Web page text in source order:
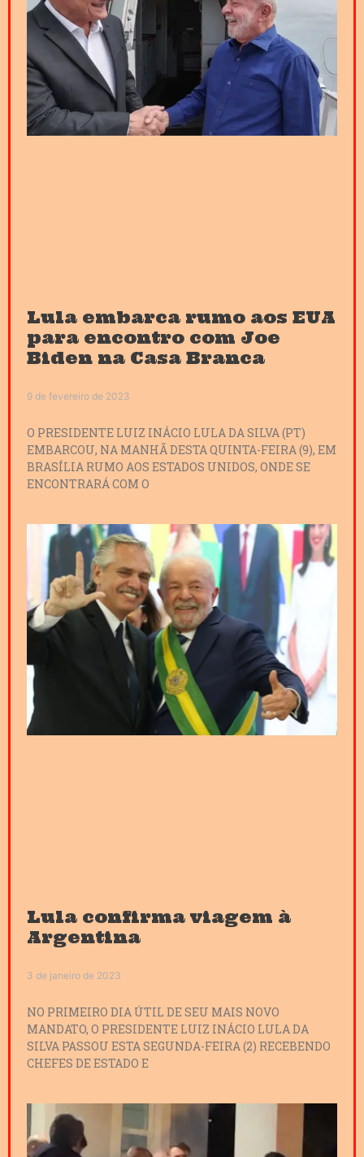
Lula embarca rumo aos EUA
para encontro com Joe
Biden na Casa Branca
9 de fevereiro de 2023
O PRESIDENTE LUIZ INÁCIO LULA DA SILVA (PT)
EMBARCOU, NA MANHÃ DESTA QUINTA-FEIRA (9), EM
BRASÍLIA RUMO AOS ESTADOS UNIDOS, ONDE SE
ENCONTRARÁ COM O
Lula confirma viagem à
Argentina
3 de janeiro de 2023
NO PRIMEIRO DIA ÚTIL DE SEU MAIS NOVO
MANDATO, O PRESIDENTE LUIZ INÁCIO LULA DA
SILVA PASSOU ESTA SEGUNDA-FEIRA (2) RECEBENDO
CHEFES DE ESTADO E